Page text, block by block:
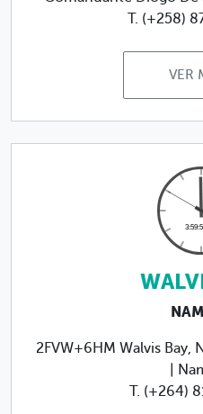
T. (+258)
VER
2FVW+6HM Walvis Bay,
|
T. (+264)